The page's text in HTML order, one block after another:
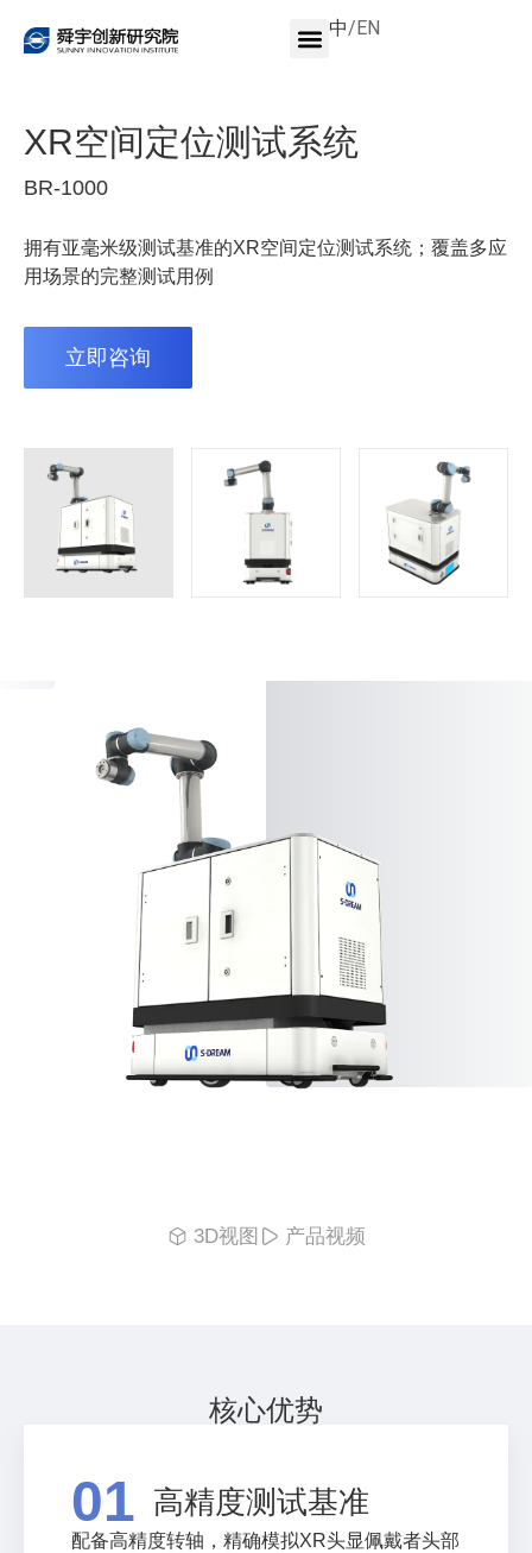
中/EN
XR空间定位测试系统
BR-1000
拥有亚毫米级测试基准的XR空间定位测试系统；覆盖多应
用场景的完整测试用例
立即咨询
3D视图 产品视频
核心优势
01 高精度测试基准
配备高精度转轴，精确模拟XR头显佩戴者头部